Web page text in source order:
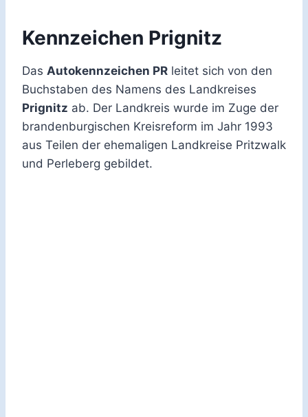
Kennzeichen Prignitz
Das Autokennzeichen PR leitet sich von den
Buchstaben des Namens des Landkreises
Prignitz ab. Der Landkreis wurde im Zuge der
brandenburgischen Kreisreform im Jahr 1993
aus Teilen der ehemaligen Landkreise Pritzwalk
und Perleberg gebildet.